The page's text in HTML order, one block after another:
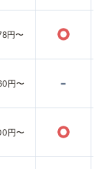
円〜 ○
円〜 -
円〜 ○